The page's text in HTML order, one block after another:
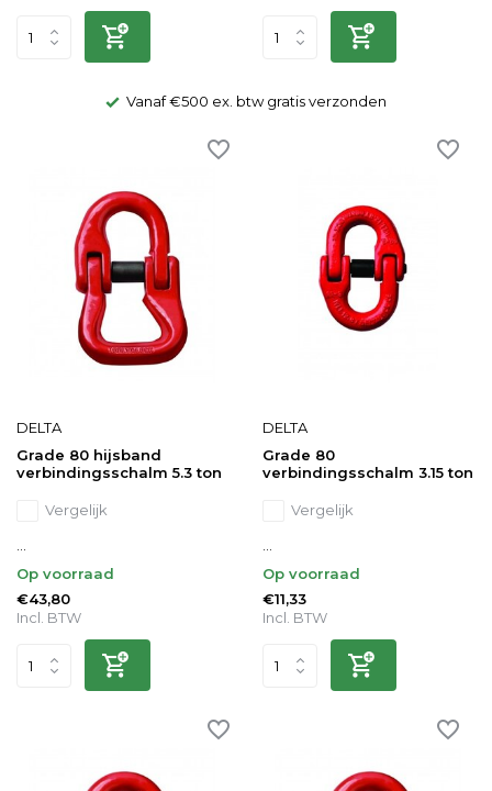
€500 ex. btw gratis verzonden
DELTA
Grade 80 hijsband
verbindingsschalm 5.3 ton
Vergelijk
...
Op voorraad
€43,80
Incl. BTW
DELTA
Grade 80
verbindingsschalm 3.15 ton
Vergelijk
...
Op voorraad
€11,33
Incl. BTW